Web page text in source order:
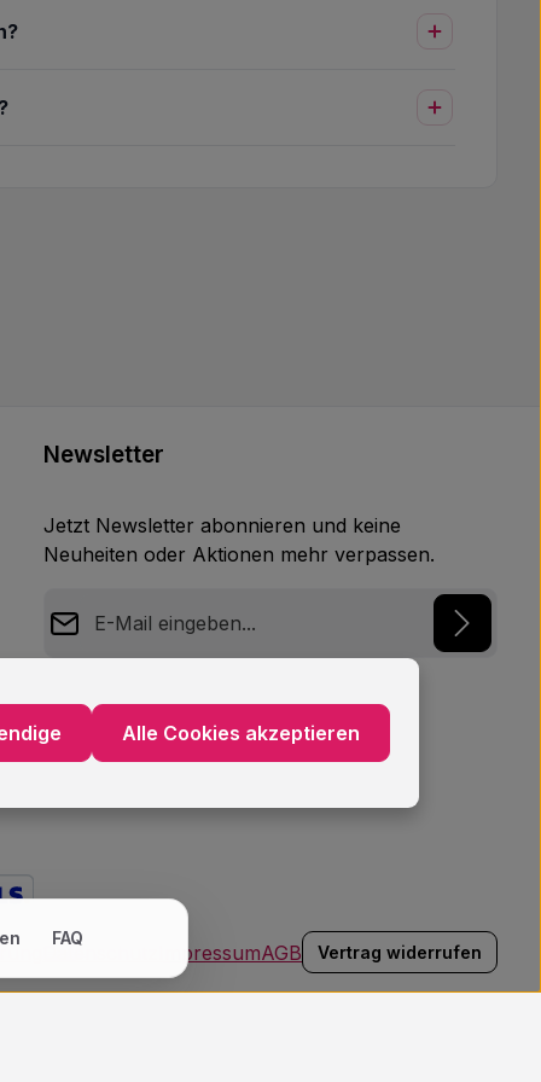
Newsletter
Jetzt Newsletter abonnieren und keine
Neuheiten oder Aktionen mehr verpassen.
Ich habe die
Datenschutzbestimmungen
Kenntnis genommen und die
gelesen und
Datenschutz ImpressumAGB Vertrag widerrufen
Alle Cookies akzeptieren
FAQ